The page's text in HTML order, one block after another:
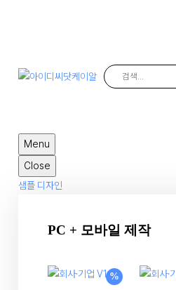
Menu
Close
샘플 디자인
PC + 모바일 제작
%